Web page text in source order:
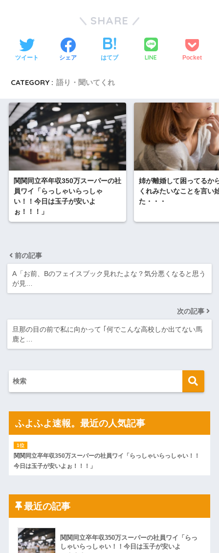
SHARE
ツイート シェア はてブ LINE Pocket
CATEGORY : 語り・聞いてくれ
関関同立卒年収350万スーパーの社
員ワイ「らっしゃいらっしゃ
い！！今日は玉子が安いよ
ぉ！！！」
姉が離婚して困ってるか
くれみたいなことを言い
た・・・
前の記事
A「お前、Bのフェイスブック見れたよな？気分悪くなると思う
が見…
次の記事
旦那の目の前で私に向かって ｢何でこんな高校しか出てない馬
鹿と…
ふよふよ速報。最近の人気記事
関関同立卒年収350万スーパーの社員ワイ「らっしゃいらっしゃい！！
今日は玉子が安いよぉ！！！」
最近の記事
関関同立卒年収350万スーパーの社員ワイ「らっ
しゃいらっしゃい！！今日は玉子が安いよ